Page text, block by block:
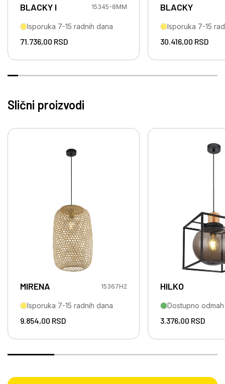
BLACKY I 15345-8MM
Isporuka 7-15 radnih dana
71.736,00 RSD
BLACKY
Isporuka 7-15
30.416,00 RSD
Slični proizvodi
MIRENA 15367H2
Isporuka 7-15 radnih dana
9.854,00 RSD
HILKO
Dostupno odmah
3.376,00 RSD